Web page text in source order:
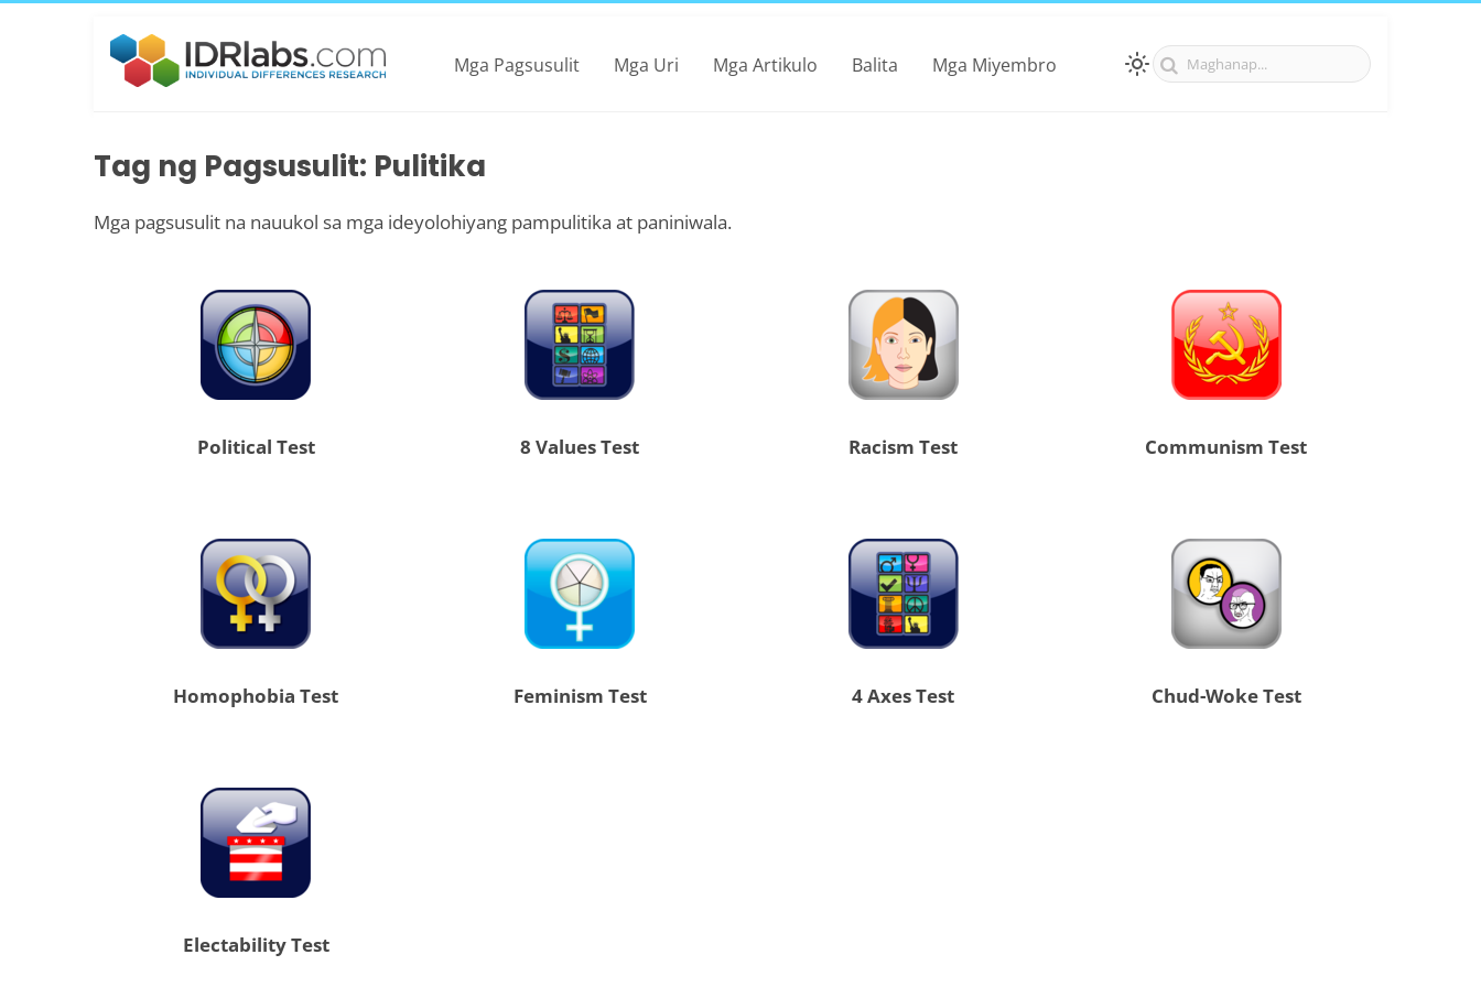
Mga Pagsusulit Mga Uri Mga Artikulo Balita Mga Miyembro
Tag ng Pagsusulit: Pulitika
Mga pagsusulit na nauukol sa mga ideyolohiyang pampulitika at paniniwala.
Political Test 8 Values Test Racism Test Communism Test
Homophobia Test Feminism Test 4 Axes Test Chud-Woke Test
Electability Test